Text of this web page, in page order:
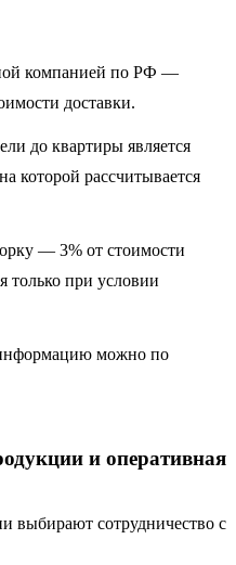
компанией по РФ —
доставки.
до квартиры является
которой рассчитывается
— 3% от стоимости
только при условии
можно по
и оперативная
выбирают сотрудничество с